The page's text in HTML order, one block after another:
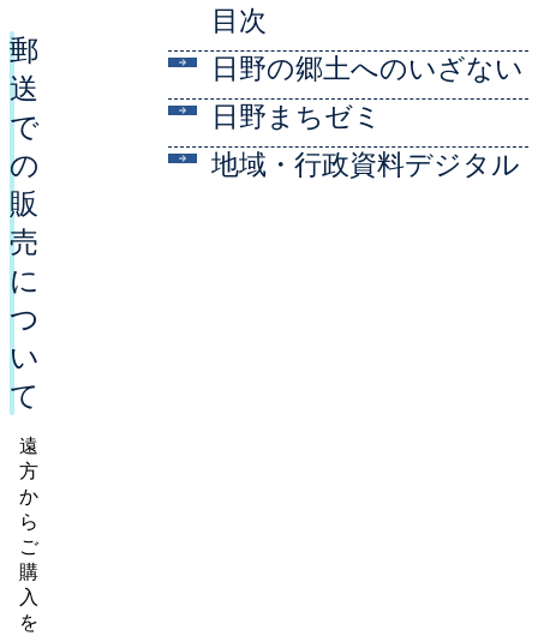
郵
送
で
の
販
売
に
つ
い
て
遠
方
か
ら
ご
購
入
を
目次
日野の郷土へのいざない
日野まちゼミ
地域・行政資料デジタル